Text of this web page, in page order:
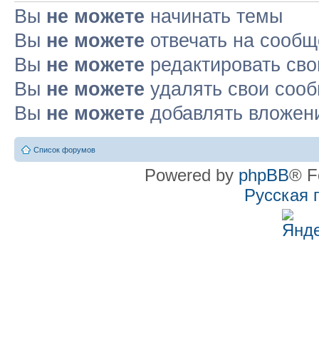
Вы не можете начинать темы
Вы не можете отвечать на
Вы не можете редактировать
Вы не можете удалять свои
Вы не можете добавлять
Список форумов
Powered by phpBB®
Русская